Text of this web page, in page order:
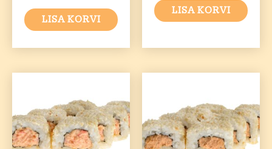
LISA KORVI
LISA KORVI